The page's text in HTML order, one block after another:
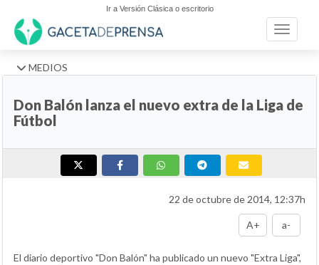
Ir a Versión Clásica o escritorio
Toggle
MEDIOS
Don Balón lanza el nuevo extra de la Liga de
Fútbol
22 de octubre de 2014, 12:37h
A+ a-
El diario deportivo "Don Balón" ha publicado un nuevo "Extra Liga",